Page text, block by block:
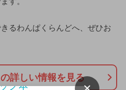
るわんぱくらんどへ、ぜひお
詳しい情報を見る